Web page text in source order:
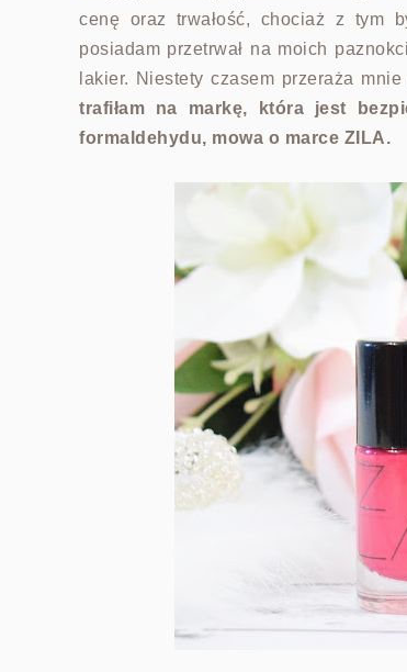
cenę oraz trwałość, chociaż z tym
posiadam przetrwał na moich
lakier. Niestety czasem przeraża
trafiłam na markę, która jest
formaldehydu, mowa o marce ZILA.